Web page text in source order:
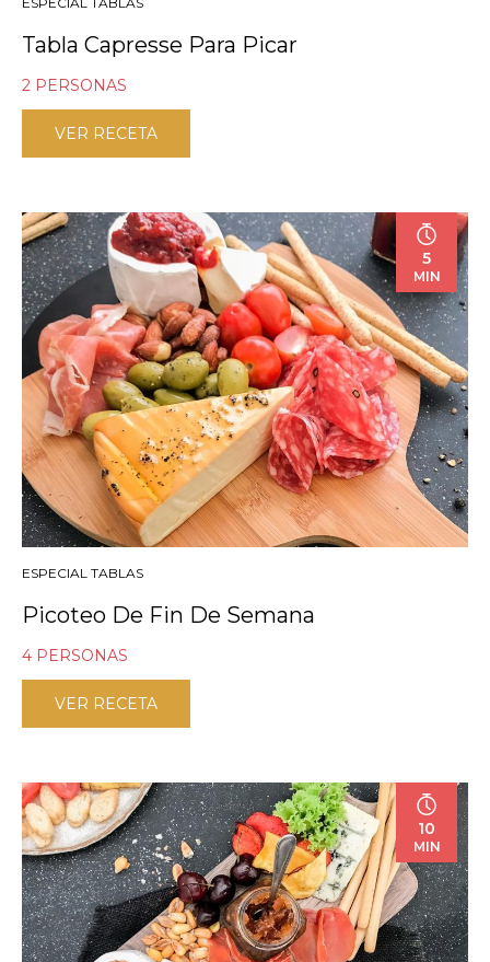
Tabla Capresse Para Picar
2 PERSONAS
VER RECETA
5
MIN
ESPECIAL TABLAS
Picoteo De Fin De Semana
4 PERSONAS
VER RECETA
10
MIN